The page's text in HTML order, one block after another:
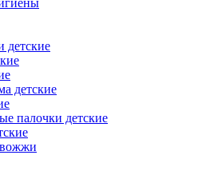
детские
палочки детские